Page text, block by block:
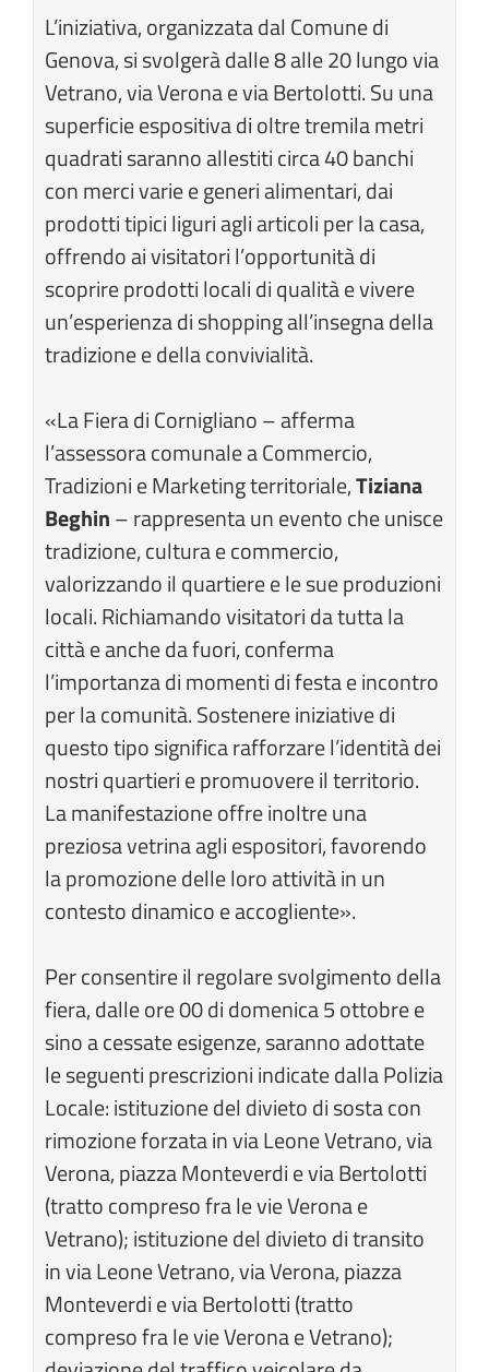
L’iniziativa, organizzata dal Comune di
Genova, si svolgerà dalle 8 alle 20 lungo via
Vetrano, via Verona e via Bertolotti. Su una
superficie espositiva di oltre tremila metri
quadrati saranno allestiti circa 40 banchi
con merci varie e generi alimentari, dai
prodotti tipici liguri agli articoli per la casa,
offrendo ai visitatori l’opportunità di
scoprire prodotti locali di qualità e vivere
un’esperienza di shopping all’insegna della
tradizione e della convivialità.
«La Fiera di Cornigliano – afferma
l’assessora comunale a Commercio,
Tradizioni e Marketing territoriale,Tiziana
Beghin– rappresenta un evento che unisce
tradizione, cultura e commercio,
valorizzando il quartiere e le sue produzioni
locali. Richiamando visitatori da tutta la
città e anche da fuori, conferma
l’importanza di momenti di festa e incontro
per la comunità. Sostenere iniziative di
questo tipo significa rafforzare l’identità dei
nostri quartieri e promuovere il territorio.
La manifestazione offre inoltre una
preziosa vetrina agli espositori, favorendo
la promozione delle loro attività in un
contesto dinamico e accogliente».
Per consentire il regolare svolgimento della
fiera, dalle ore 00 di domenica 5 ottobre e
sino a cessate esigenze, saranno adottate
le seguenti prescrizioni indicate dalla Polizia
Locale: istituzione del divieto di sosta con
rimozione forzata in via Leone Vetrano, via
Verona, piazza Monteverdi e via Bertolotti
(tratto compreso fra le vie Verona e
Vetrano); istituzione del divieto di transito
in via Leone Vetrano, via Verona, piazza
Monteverdi e via Bertolotti (tratto
compreso fra le vie Verona e Vetrano);